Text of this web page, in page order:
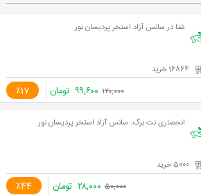
شنا در سانس آزاد استخر پردیسان نور
٪17 ۱۲۰,۰۰۰ ۹۹,۶۰۰ تومان
انحصاری نت برگ: سانس آزاد استخر پردیسان نور
٪44 ۵۰,۰۰۰ ۲۸,۰۰۰ تومان